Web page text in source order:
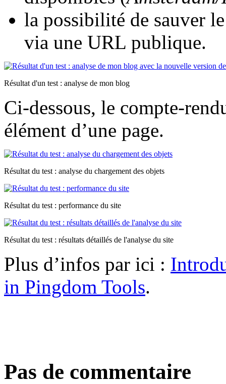
la possibilité de sauver
via une URL publique.
Résultat d'un test : analyse de mon blog
Ci-dessous, le compte-
élément d’une page.
Résultat du test : analyse du chargement des objets
Résultat du test : performance du site
Résultat du test : résultats détaillés de l'analyse du site
Plus d’infos par ici :
in Pingdom Tools.
Pas de commentaire